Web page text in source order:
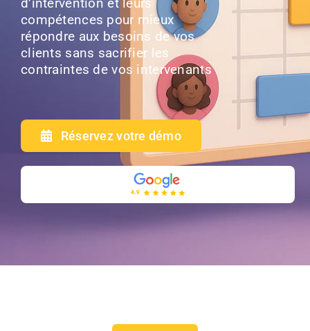
compétences pour mieux
répondre aux besoins de vos
clients sans sacrifier les
contraintes de vos intervenants
Réservez votre démo